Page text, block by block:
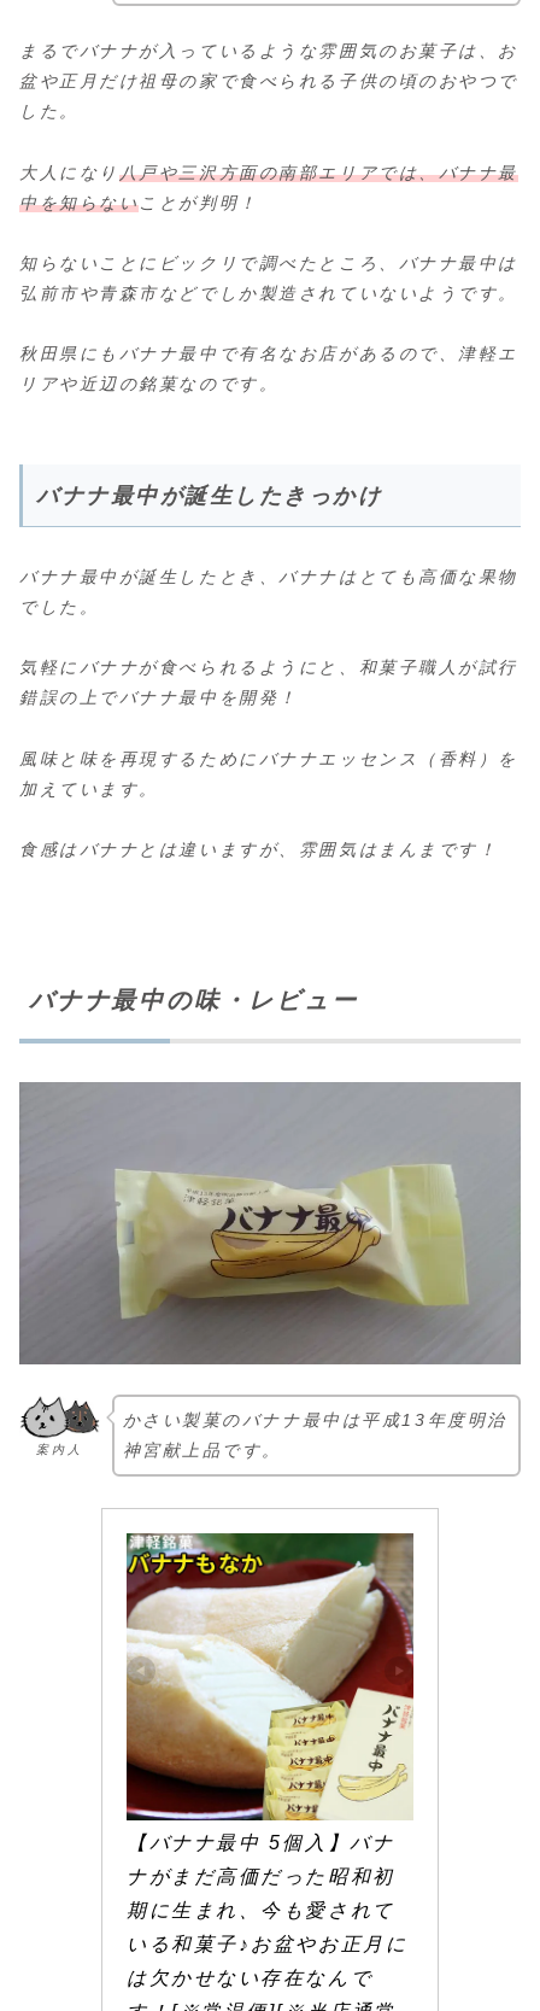
まるでバナナが入っているような雰囲気のお菓子は、お
盆や正月だけ祖母の家で食べられる子供の頃のおやつで
した。
大人になり 八戸や三沢方面の南部エリアでは、バナナ最
中を知らないことが判明！
知らないことにビックリで調べたところ、バナナ最中は
弘前市や青森市などでしか製造されていないようです。
秋田県にもバナナ最中で有名なお店があるので、津軽エ
リアや近辺の銘菓なのです。
バナナ最中が誕生したきっかけ
バナナ最中が誕生したとき、バナナはとても高価な果物
でした。
気軽にバナナが食べられるようにと、和菓子職人が試行
錯誤の上でバナナ最中を開発！
風味と味を再現するためにバナナエッセンス（香料）を
加えています。
食感はバナナとは違いますが、雰囲気はまんまです！
バナナ最中の味・レビュー
案内人
かさい製菓のバナナ最中は平成13年度明治
神宮献上品です。
【バナナ最中 5個入】バナ
ナがまだ高価だった昭和初
期に生まれ、今も愛されて
いる和菓子♪お盆やお正月に
は欠かせない存在なんで